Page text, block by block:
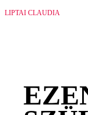
LIPTAI CLAUDIA